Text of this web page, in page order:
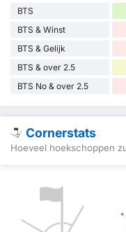
BTS
BTS & Winst
BTS & Gelijk
BTS & over 2.5
BTS No & over 2.5
Cornerstats
Hoeveel hoekschoppen
*